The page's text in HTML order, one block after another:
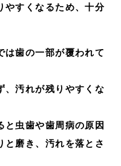
やすくなるため、十分
は歯の一部が覆われて
、汚れが残りやすくな
と虫歯や歯周病の原因
と磨き、汚れを落とさ